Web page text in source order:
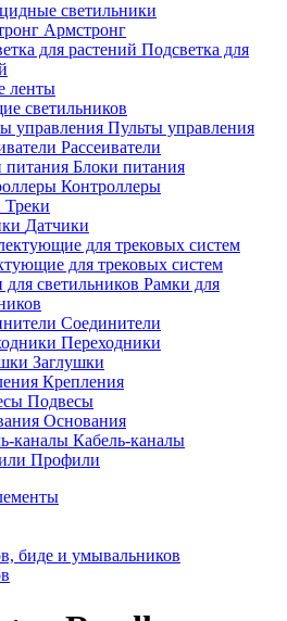
светильники
Армстронг
Подсветка для
ленты
светильников
Пульты управления
Рассеиватели
Блоки питания
Контроллеры
Треки
Датчики
для трековых систем
Рамки для
Соединители
Переходники
Заглушки
Крепления
Подвесы
Основания
Кабель-каналы
Профили
биде и умывальников